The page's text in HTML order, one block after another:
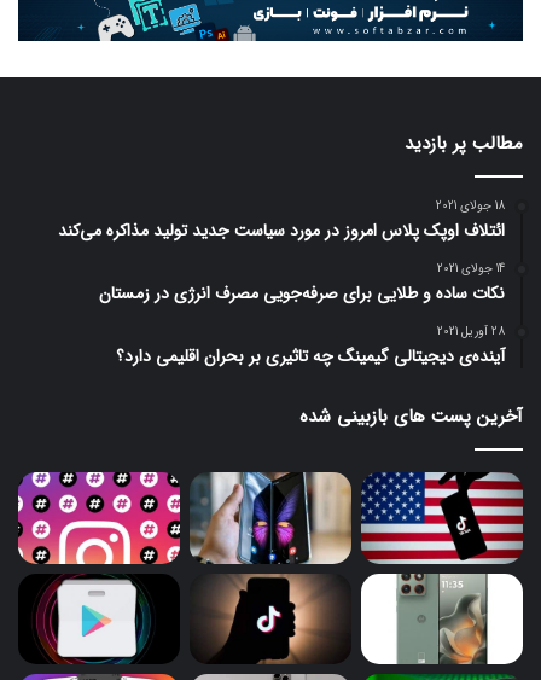
مطالب پر بازدید
18 جولای 2021
ائتلاف اوپک پلاس امروز در مورد سیاست جدید تولید مذاکره می‌کند
14 جولای 2021
نکات ساده و طلایی برای صرفه‌جویی مصرف انرژی در زمستان
28 آوریل 2021
آینده‌ی دیجیتالی گیمینگ چه تاثیری بر بحران اقلیمی دارد؟
آخرین پست های بازبینی شده